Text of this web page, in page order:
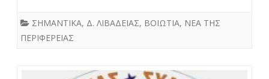
ΣΗΜΑΝΤΙΚΑ, Δ. ΛΙΒΑΔΕΙΑΣ, ΒΟΙΩΤΙΑ, ΝΕΑ ΤΗΣ
ΠΕΡΙΦΕΡΕΙΑΣ